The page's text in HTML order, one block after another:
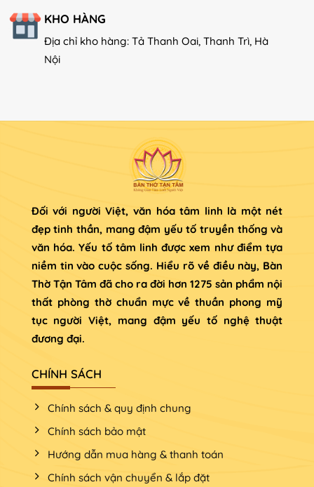
KHO HÀNG
Địa chỉ kho hàng: Tả Thanh Oai, Thanh Trì, Hà
Nội
Đối với người Việt, văn hóa tâm linh là một nét
đẹp tinh thần, mang đậm yếu tố truyền thống và
văn hóa. Yếu tố tâm linh được xem như điểm tựa
niềm tin vào cuộc sống. Hiểu rõ về điều này, Bàn
Thờ Tận Tâm đã cho ra đời hơn 1275 sản phẩm nội
thất phòng thờ chuẩn mực về thuần phong mỹ
tục người Việt, mang đậm yếu tố nghệ thuật
đương đại.
CHÍNH SÁCH
Chính sách & quy định chung
Chính sách bảo mật
Hướng dẫn mua hàng & thanh toán
Chính sách vận chuyển & lắp đặt